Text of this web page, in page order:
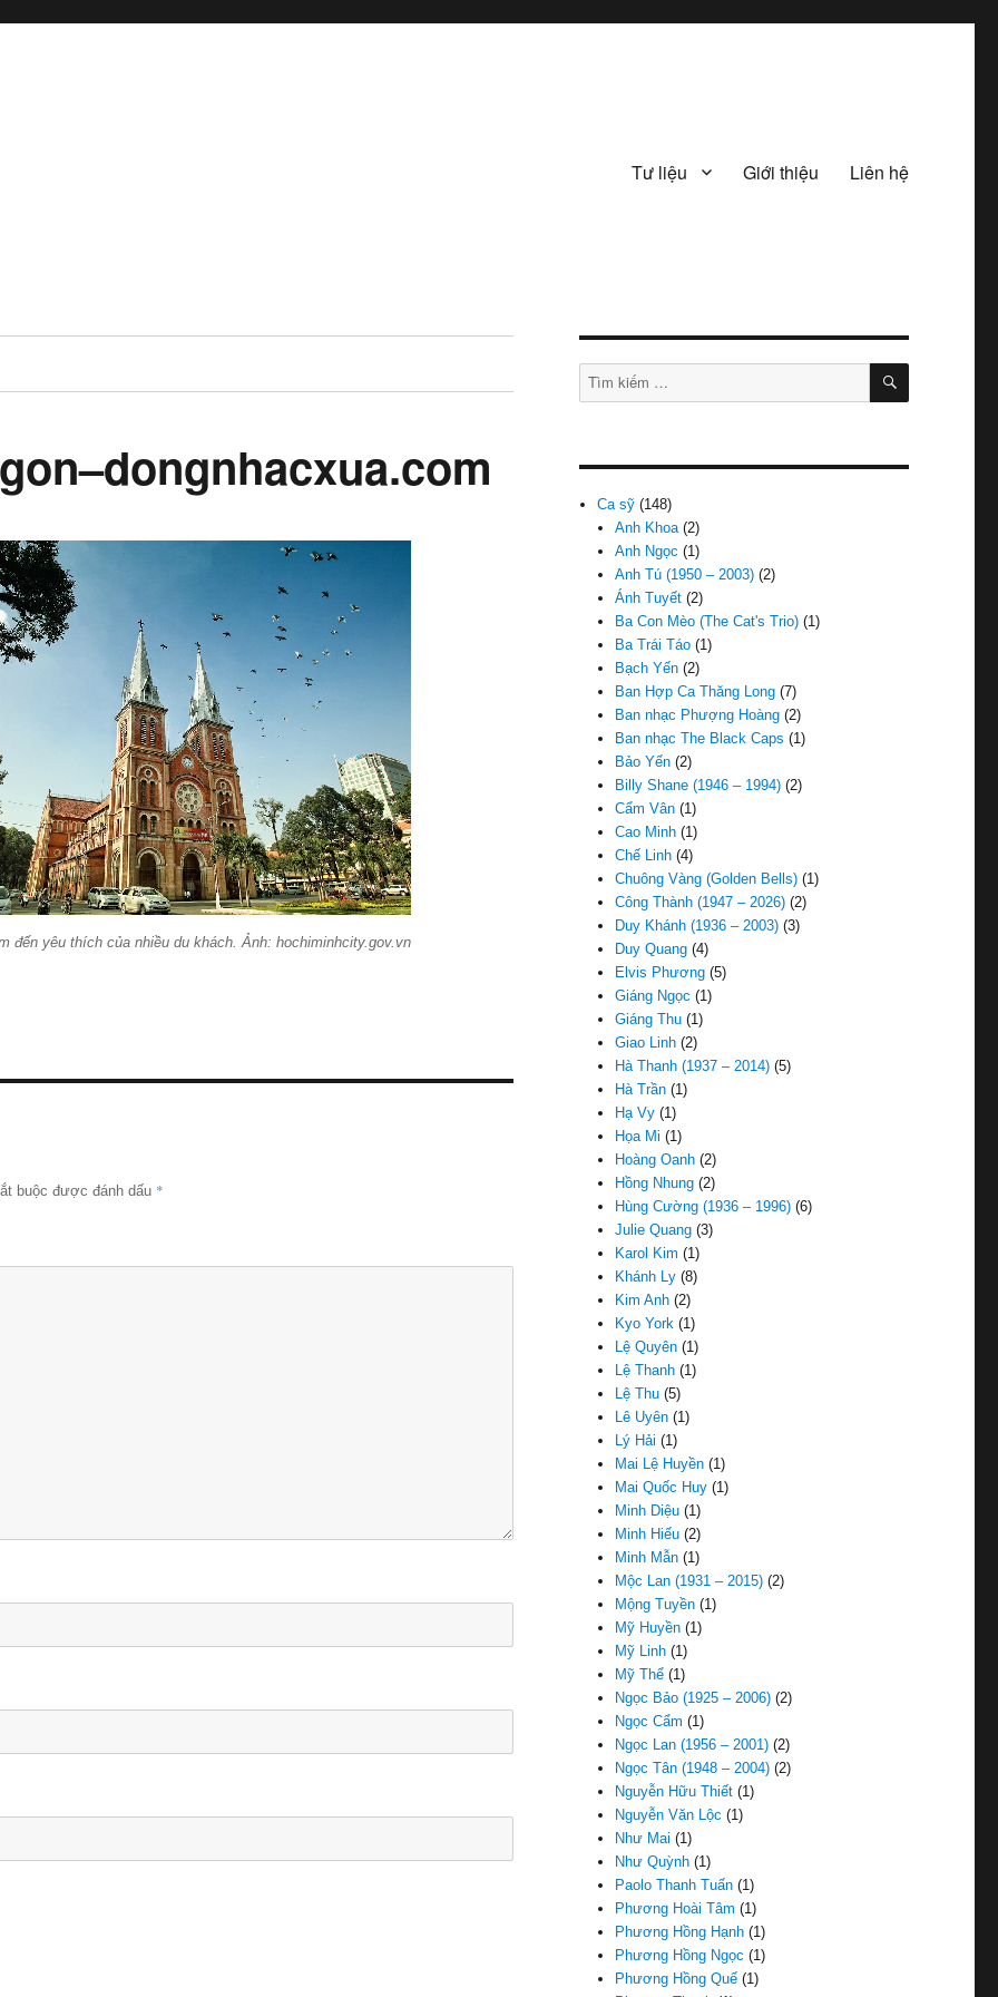
Tư liệu Giới thiệu Liên hệ
đến yêu thích của nhiều du khách. Ảnh: hochiminhcity.gov.vn
buộc được đánh dấu *
Tìm
kiếm:
TÌM
Ca sỹ (148)
Anh Khoa(2)
Anh Ngọc (1)
Anh Tú (1950 – 2003) (2)
Ánh Tuyết (2)
Ba Con Mèo (The Cat's Trio) (1)
Ba Trái Táo (1)
Bạch Yến (2)
Ban Hợp Ca Thăng Long (7)
Ban nhạc Phượng Hoàng (2)
Ban nhạc The Black Caps (1)
Bảo Yến (2)
Billy Shane (1946 – 1994) (2)
Cẩm Vân (1)
Cao Minh (1)
Chế Linh (4)
Chuông Vàng (Golden Bells) (1)
Công Thành (1947 – 2026) (2)
Duy Khánh (1936 – 2003) (3)
Duy Quang (4)
Elvis Phương (5)
Giáng Ngọc (1)
Giáng Thu (1)
Giao Linh (2)
Hà Thanh (1937 – 2014) (5)
Hà Trần (1)
Hạ Vy (1)
Họa Mi (1)
Hoàng Oanh (2)
Hồng Nhung (2)
Hùng Cường (1936 – 1996) (6)
Julie Quang (3)
Karol Kim (1)
Khánh Ly (8)
Kim Anh (2)
Kyo York (1)
Lệ Quyên (1)
Lệ Thanh (1)
Lệ Thu (5)
Lê Uyên (1)
Lý Hải (1)
Mai Lệ Huyền (1)
Mai Quốc Huy (1)
Minh Diệu (1)
Minh Hiếu (2)
Minh Mẫn (1)
Mộc Lan (1931 – 2015) (2)
Mộng Tuyền (1)
Mỹ Huyền (1)
Mỹ Linh (1)
Mỹ Thể (1)
Ngọc Bảo (1925 – 2006) (2)
Ngọc Cẩm (1)
Ngọc Lan (1956 – 2001) (2)
Ngọc Tân (1948 – 2004) (2)
Nguyễn Hữu Thiết (1)
Nguyễn Văn Lộc (1)
Như Mai (1)
Như Quỳnh (1)
Paolo Thanh Tuấn (1)
Phương Hoài Tâm (1)
Phương Hồng Hạnh (1)
Phương Hồng Ngọc (1)
Phương Hồng Quế (1)